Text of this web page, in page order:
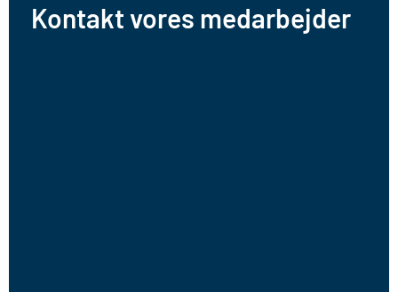
Kontakt vores medarbejder